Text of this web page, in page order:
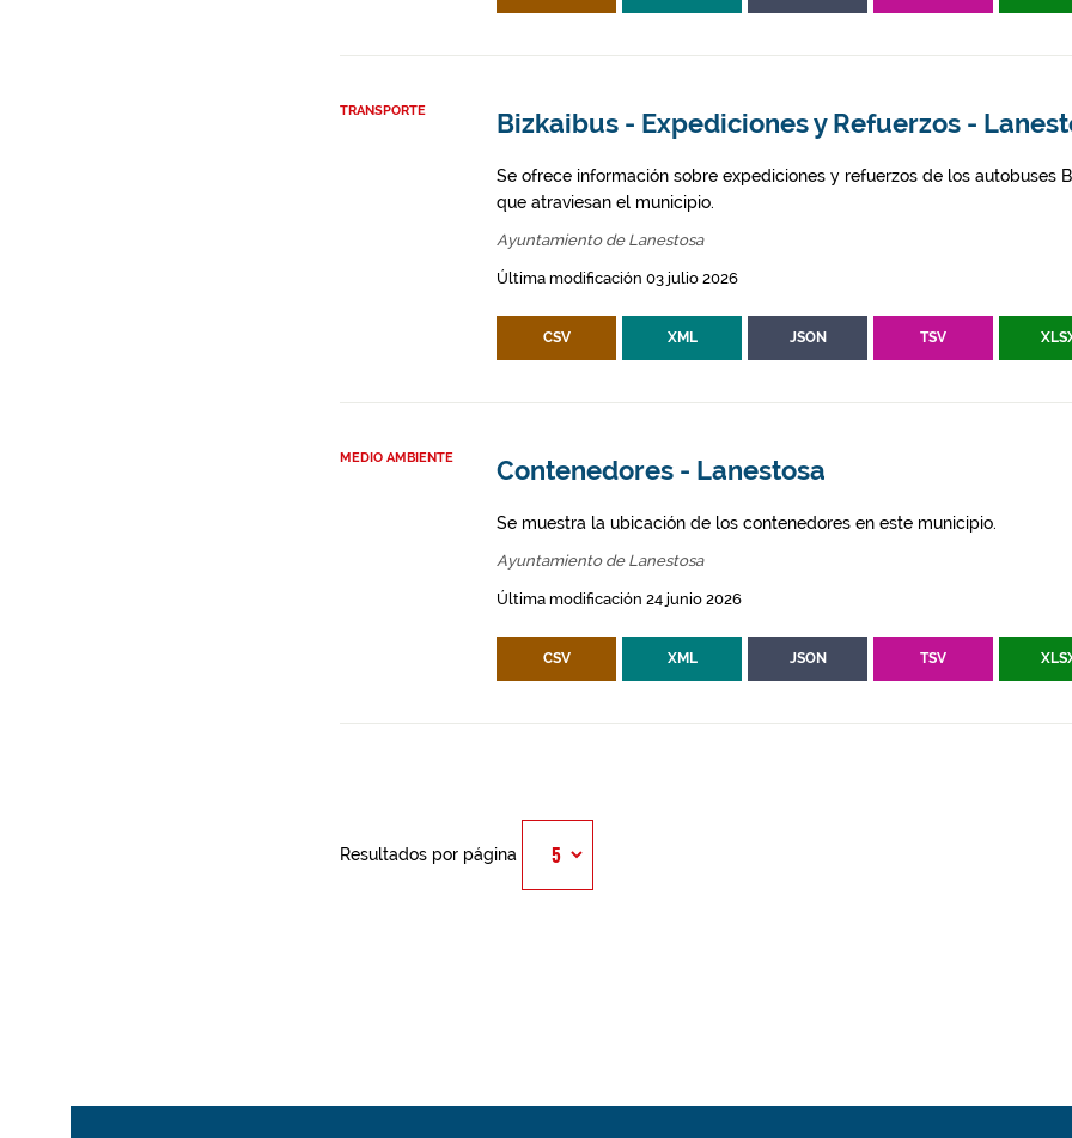
TRANSPORTE Bizkaibus - Expediciones y Refuerzos -
Se ofrece información sobre expediciones y refuerzos de los autobuses
que atraviesan el municipio.
Ayuntamiento de Lanestosa
Última modificación 03 julio 2026
CSV XML JSON TSV
MEDIO AMBIENTE Contenedores - Lanestosa
Se muestra la ubicación de los contenedores en este municipio.
Ayuntamiento de Lanestosa
Última modificación 24 junio 2026
CSV XML JSON TSV
Resultados por página